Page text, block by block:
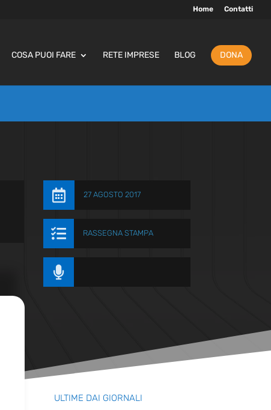
Home Contatti
COSA PUOI FARE RETE IMPRESE BLOG DONA
 27 AGOSTO 2017
 RASSEGNA STAMPA

ULTIME DAI GIORNALI